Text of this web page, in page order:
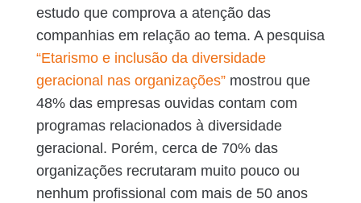
estudo que comprova a atenção das
companhias em relação ao tema. A pesquisa
“Etarismo e inclusão da diversidade
geracional nas organizações”mostrou que
48% das empresas ouvidas contam com
programas relacionados à diversidade
geracional. Porém, cerca de 70% das
organizações recrutaram muito pouco ou
nenhum profissional com mais de 50 anos